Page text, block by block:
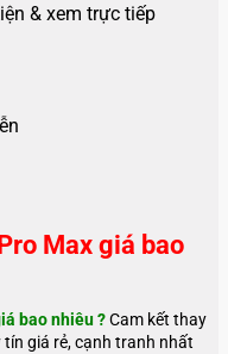
& xem trực tiếp
Max giá bao
bao nhiêu ?Cam kết thay
giá rẻ, cạnh tranh nhất